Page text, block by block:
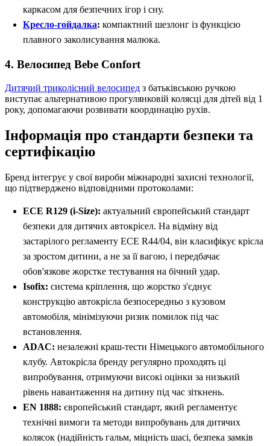
каркасом для безпечних ігор і сну.
Кресло-гойдалка: компактний шезлонг із функцією
плавного заколисування малюка.
4. Велосипед Bebe Confort
Дитячий триколісний велосипед з батьківською ручкою
виступає альтернативою прогулянковій колясці для дітей від 1
року, допомагаючи розвивати координацію рухів.
Інформація про стандарти безпеки та
сертифікацію
Бренд інтегрує у свої вироби міжнародні захисні технології,
що підтверджено відповідними протоколами:
ECE R129 (i-Size): актуальний європейський стандарт
безпеки для дитячих автокрісел. На відміну від
застарілого регламенту ECE R44/04, він класифікує крісла
за зростом дитини, а не за її вагою, і передбачає
обов'язкове жорстке тестування на бічний удар.
Isofix: система кріплення, що жорстко з'єднує
конструкцію автокрісла безпосередньо з кузовом
автомобіля, мінімізуючи ризик помилок під час
встановлення.
ADAC: незалежні краш-тести Німецького автомобільного
клубу. Автокрісла бренду регулярно проходять ці
випробування, отримуючи високі оцінки за низький
рівень навантаження на дитину під час зіткнень.
EN 1888: європейський стандарт, який регламентує
технічні вимоги та методи випробувань для дитячих
колясок (надійність гальм, міцність шасі, безпека замків